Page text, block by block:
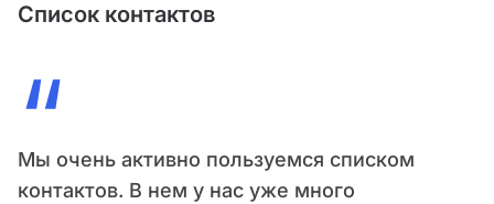
Список контактов
“
Мы очень активно пользуемся списком
контактов. В нем у нас уже много